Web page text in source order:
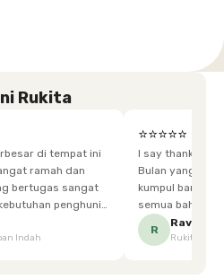
Rukita
di tempat ini
penghuni.
karena sempat
Indah
⭐⭐⭐⭐⭐
I say thankyou
Bulan yang super happy! banyak
kumpul bareng
semua bahagia
mgkn saran dari air aja & kebersihan lebih di
R
Ravena
Rukita